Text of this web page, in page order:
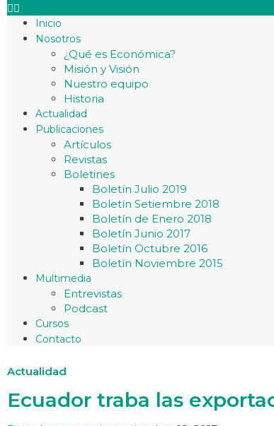
Inicio
Nosotros
¿Qué es Económica?
Misión y Visión
Nuestro equipo
Historia
Actualidad
Publicaciones
Artículos
Revistas
Boletines
Boletín Julio 2019
Boletín Setiembre 2018
Boletín de Enero 2018
Boletín Junio 2017
Boletín Octubre 2016
Boletín Noviembre 2015
Multimedia
Entrevistas
Podcast
Cursos
Contacto
Actualidad
Ecuador traba las